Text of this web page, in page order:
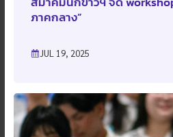
ภาคกลาง”
JUL 19, 2025